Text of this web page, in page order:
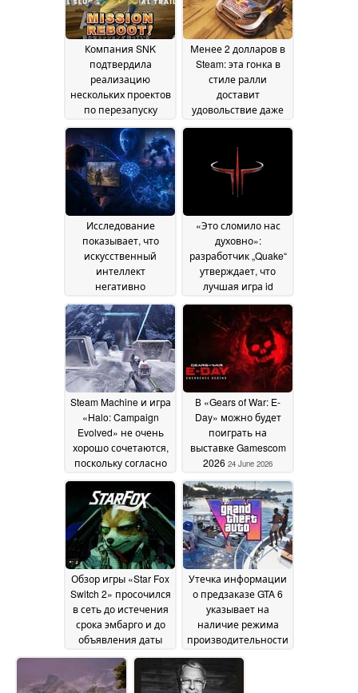
Компания SNK
подтвердила
реализацию
нескольких проектов
по перезапуску
серии «Metal Slug» в
честь 30-летия27 June
2026
Менее 2 долларов в
Steam: эта гонка в
стиле ралли
доставит
удовольствие даже
без рулевого
Исследование
показывает, что
искусственный
интеллект
негативно
сказывается на
продажах видеоигр
26 June 2026
«Это сломило нас
духовно»:
разработчик „Quake“
утверждает, что
лучшая игра id
Software разрушила
студию изнутри 25
June 2026
Steam Machine и игра
«Halo: Campaign
Evolved» не очень
хорошо сочетаются,
поскольку согласно
официальным
системным
требованиям Steam
Machine относится к
категории «Низкий»
уровень24 June 2026
В «Gears of War: E-
Day» можно будет
поиграть на
выставке Gamescom
2026 24 June 2026
Обзор игры «Star Fox
Switch 2» просочился
в сеть до истечения
срока эмбарго и до
объявления даты
выхода ремейка24
June 2026
Утечка информации
о предзаказе GTA 6
указывает на
наличие режима
производительности
с частотой 60 кадров
в секунду на
консолях PS5 и Xbox